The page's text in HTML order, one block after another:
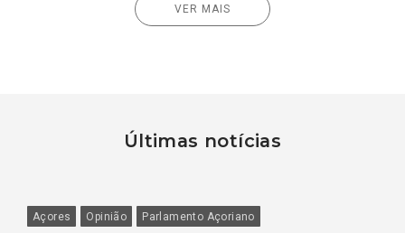
VER MAIS
Últimas notícias
Açores Opinião Parlamento Açoriano